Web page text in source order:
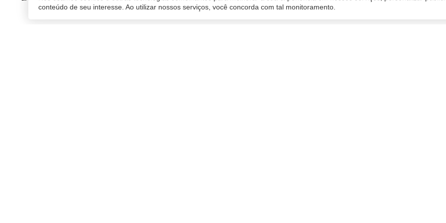
conteúdo de seu interesse. Ao utilizar nossos serviços, você concorda com tal monitoramento.
04/01/2019 16:33| Atualizado 06/02/2020 15:31